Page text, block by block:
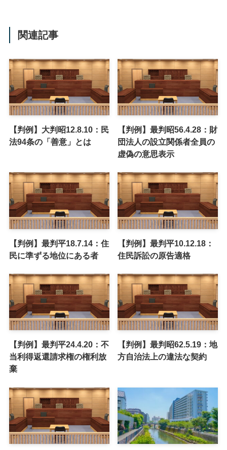
関連記事
【判例】大判昭12.8.10：民
法94条の「善意」とは
【判例】最判昭56.4.28：財
団法人の設立関係者全員の
虚偽の意思表示
【判例】最判平18.7.14：住
民に準ずる地位にある者
【判例】最判平10.12.18：
住民訴訟の原告適格
【判例】最判平24.4.20：不
当利得返還請求権の権利放
棄
【判例】最判昭62.5.19：地
方自治法上の違法な契約